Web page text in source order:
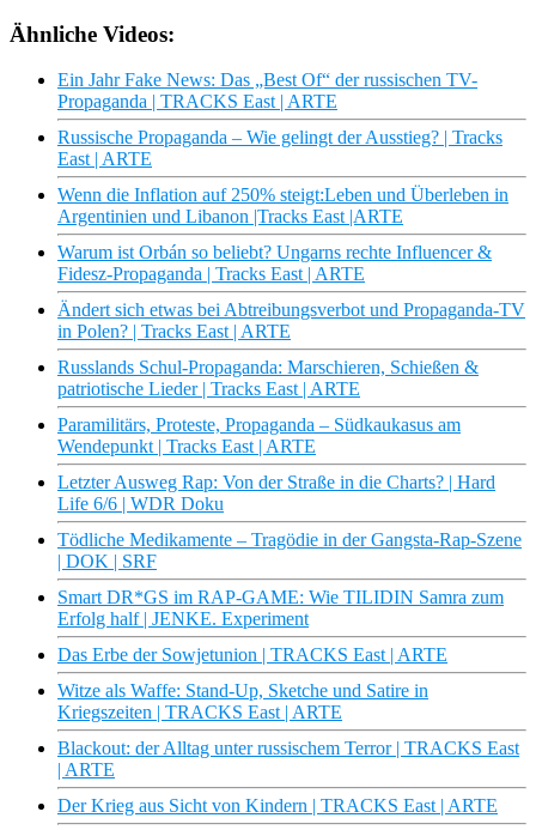
Ähnliche Videos:
Ein Jahr Fake News: Das „Best Of“ der russischen TV-
Propaganda | TRACKS East | ARTE
Russische Propaganda – Wie gelingt der Ausstieg? | Tracks
East | ARTE
Wenn die Inflation auf 250% steigt:Leben und Überleben in
Argentinien und Libanon |Tracks East |ARTE
Warum ist Orbán so beliebt? Ungarns rechte Influencer &
Fidesz-Propaganda | Tracks East | ARTE
Ändert sich etwas bei Abtreibungsverbot und Propaganda-TV
in Polen? | Tracks East | ARTE
Russlands Schul-Propaganda: Marschieren, Schießen &
patriotische Lieder | Tracks East | ARTE
Paramilitärs, Proteste, Propaganda – Südkaukasus am
Wendepunkt | Tracks East | ARTE
Letzter Ausweg Rap: Von der Straße in die Charts? | Hard
Life 6/6 | WDR Doku
Tödliche Medikamente – Tragödie in der Gangsta-Rap-Szene
| DOK | SRF
Smart DR*GS im RAP-GAME: Wie TILIDIN Samra zum
Erfolg half | JENKE. Experiment
Das Erbe der Sowjetunion | TRACKS East | ARTE
Witze als Waffe: Stand-Up, Sketche und Satire in
Kriegszeiten | TRACKS East | ARTE
Blackout: der Alltag unter russischem Terror | TRACKS East
| ARTE
Der Krieg aus Sicht von Kindern | TRACKS East | ARTE